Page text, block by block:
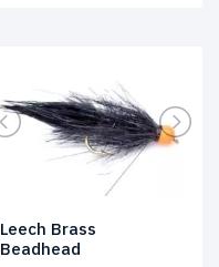
Leech Brass
Beadhead